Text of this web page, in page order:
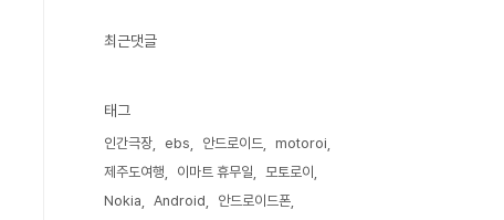
최근댓글
태그
인간극장 ebs 안드로이드
motoroi
제주도여행
이마트 휴무일
모토로이
Nokia
Android
안드로이드폰